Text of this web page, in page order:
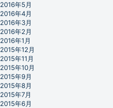
2016年5月
2016年4月
2016年3月
2016年2月
2016年1月
2015年12月
2015年11月
2015年10月
2015年9月
2015年8月
2015年7月
2015年6月